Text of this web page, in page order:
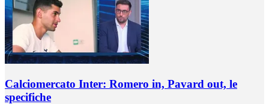
Calciomercato Inter: Romero in, Pavard out, le
specifiche